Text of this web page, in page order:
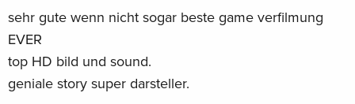
sehr gute wenn nicht sogar beste game verfilmung
EVER
top HD bild und sound.
geniale story super darsteller.